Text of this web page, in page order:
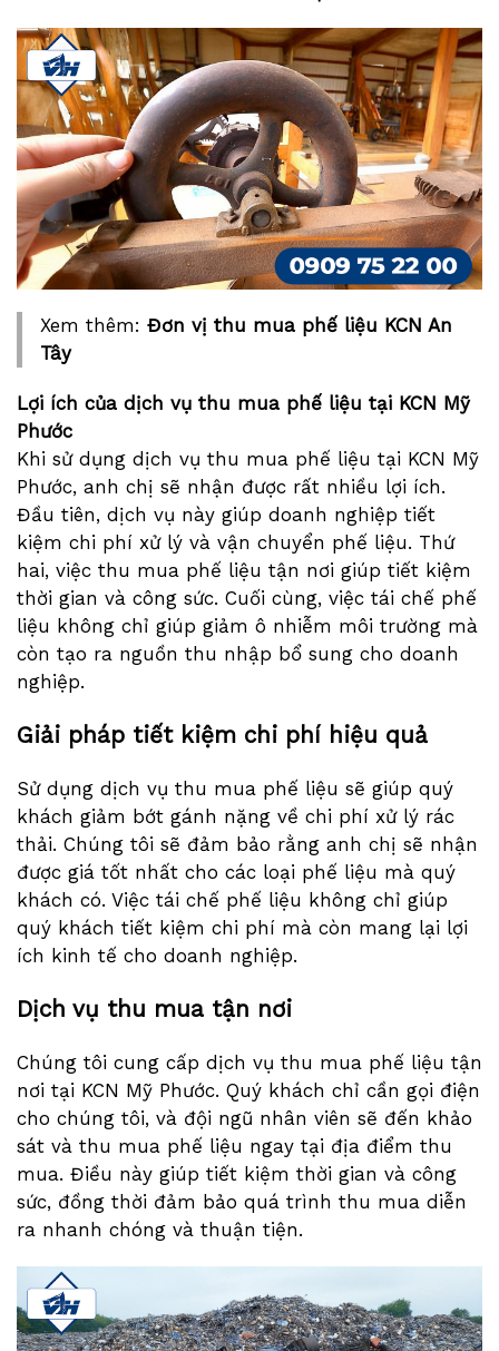
Xem thêm: Đơn vị thu mua phế liệu KCN An
Tây
Lợi ích của dịch vụ thu mua phế liệu tại KCN Mỹ
Phước
Khi sử dụng dịch vụ thu mua phế liệu tại KCN Mỹ
Phước, anh chị sẽ nhận được rất nhiều lợi ích.
Đầu tiên, dịch vụ này giúp doanh nghiệp tiết
kiệm chi phí xử lý và vận chuyển phế liệu. Thứ
hai, việc thu mua phế liệu tận nơi giúp tiết kiệm
thời gian và công sức. Cuối cùng, việc tái chế phế
liệu không chỉ giúp giảm ô nhiễm môi trường mà
còn tạo ra nguồn thu nhập bổ sung cho doanh
nghiệp.
Giải pháp tiết kiệm chi phí hiệu quả
Sử dụng dịch vụ thu mua phế liệu sẽ giúp quý
khách giảm bớt gánh nặng về chi phí xử lý rác
thải. Chúng tôi sẽ đảm bảo rằng anh chị sẽ nhận
được giá tốt nhất cho các loại phế liệu mà quý
khách có. Việc tái chế phế liệu không chỉ giúp
quý khách tiết kiệm chi phí mà còn mang lại lợi
ích kinh tế cho doanh nghiệp.
Dịch vụ thu mua tận nơi
Chúng tôi cung cấp dịch vụ thu mua phế liệu tận
nơi tại KCN Mỹ Phước. Quý khách chỉ cần gọi điện
cho chúng tôi, và đội ngũ nhân viên sẽ đến khảo
sát và thu mua phế liệu ngay tại địa điểm thu
mua. Điều này giúp tiết kiệm thời gian và công
sức, đồng thời đảm bảo quá trình thu mua diễn
ra nhanh chóng và thuận tiện.